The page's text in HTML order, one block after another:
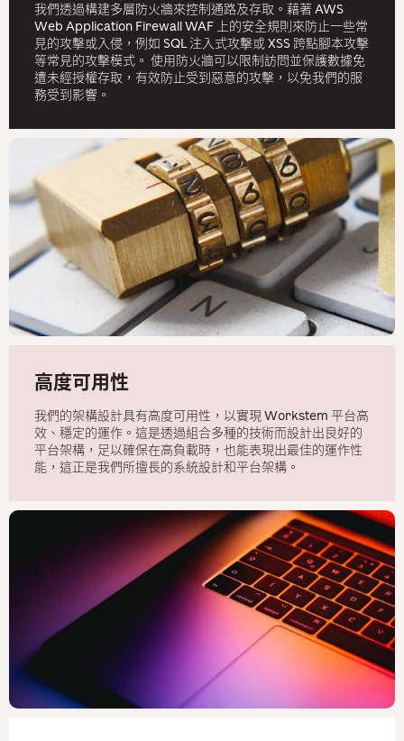
我們透過構建多層防火牆來控制通路及存取。藉著 AWS
Web Application Firewall WAF 上的安全規則來防止一些常
見的攻擊或入侵，例如 SQL 注入式攻擊或 XSS 跨點腳本攻擊
等常見的攻擊模式。 使用防火牆可以限制訪問並保護數據免
遭未經授權存取，有效防止受到惡意的攻擊，以免我們的服
務受到影響。
高度可用性
我們的架構設計具有高度可用性，以實現 Workstem 平台高
效、穩定的運作。這是透過組合多種的技術而設計出良好的
平台架構，足以確保在高負載時，也能表現出最佳的運作性
能，這正是我們所擅長的系統設計和平台架構。